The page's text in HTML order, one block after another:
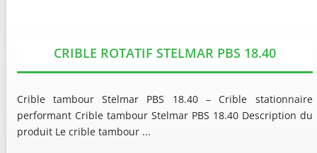
CRIBLE ROTATIF STELMAR PBS 18.40
Crible tambour Stelmar PBS 18.40 – Crible stationnaire
performant Crible tambour Stelmar PBS 18.40 Description du
produit Le crible tambour ...